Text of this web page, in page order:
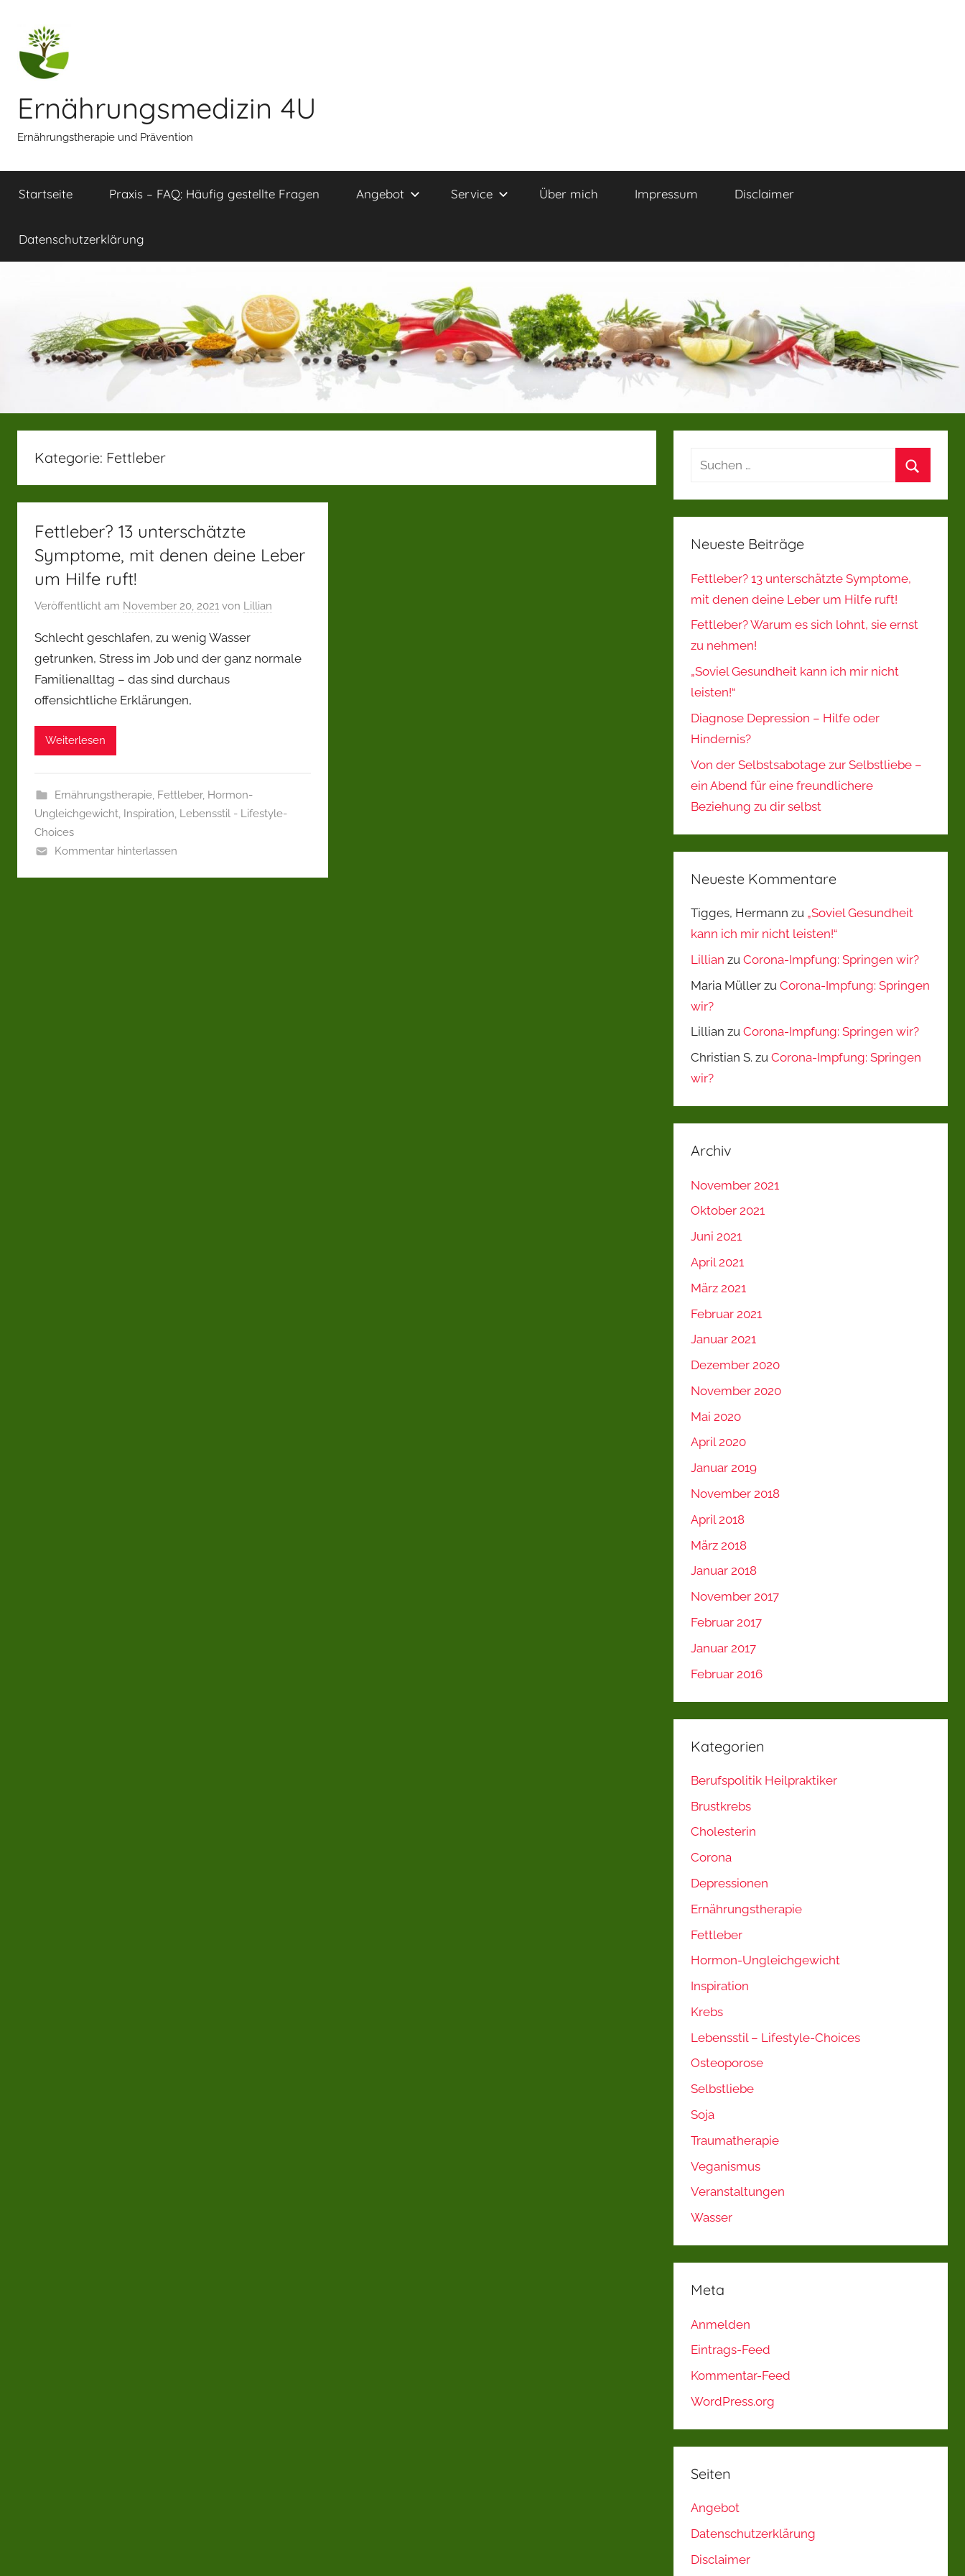
Inhalt
springen
Ernährungsmedizin 4U
Ernährungstherapie und Prävention
Startseite Praxis – FAQ: Häufig gestellte Fragen Angebot Service Über mich Impressum Disclaimer
Datenschutzerklärung
Kategorie: Fettleber
Fettleber? 13 unterschätzte
Symptome, mit denen deine Leber
um Hilfe ruft!
Veröffentlicht am November 20, 2021 von Lillian
Schlecht geschlafen, zu wenig Wasser
getrunken, Stress im Job und der ganz normale
Familienalltag – das sind durchaus
offensichtliche Erklärungen,
Weiterlesen
Ernährungstherapie, Fettleber, Hormon-
Ungleichgewicht, Inspiration, Lebensstil - Lifestyle-
Choices
Kommentar hinterlassen
Suchen
Neueste Beiträge
Fettleber? 13 unterschätzte Symptome,
mit denen deine Leber um Hilfe ruft!
Fettleber? Warum es sich lohnt, sie ernst
zu nehmen!
„Soviel Gesundheit kann ich mir nicht
leisten!“
Diagnose Depression – Hilfe oder
Hindernis?
Von der Selbstsabotage zur Selbstliebe –
ein Abend für eine freundlichere
Beziehung zu dir selbst
Neueste Kommentare
Tigges, Hermann zu „Soviel Gesundheit
kann ich mir nicht leisten!“
Lillian zuCorona-Impfung: Springen wir?
Maria Müller zuCorona-Impfung: Springen
wir?
Lillian zuCorona-Impfung: Springen wir?
Christian S. zuCorona-Impfung: Springen
wir?
Archiv
November 2021
Oktober 2021
Juni 2021
April 2021
März 2021
Februar 2021
Januar 2021
Dezember 2020
November 2020
Mai 2020
April 2020
Januar 2019
November 2018
April 2018
März 2018
Januar 2018
November 2017
Februar 2017
Januar 2017
Februar 2016
Kategorien
Berufspolitik Heilpraktiker
Brustkrebs
Cholesterin
Corona
Depressionen
Ernährungstherapie
Fettleber
Hormon-Ungleichgewicht
Inspiration
Krebs
Lebensstil – Lifestyle-Choices
Osteoporose
Selbstliebe
Soja
Traumatherapie
Veganismus
Veranstaltungen
Wasser
Meta
Anmelden
Eintrags-Feed
Kommentar-Feed
WordPress.org
Seiten
Angebot
Datenschutzerklärung
Disclaimer